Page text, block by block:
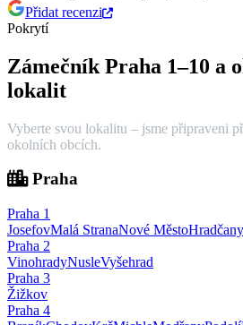
Přidat recenzi
Pokrytí
Zámečník Praha 1–10 a
lokalit
Vyberte svou lokalitu – jsme připraveni
okolních obcích.
Praha
Praha 1
JosefovMalá StranaNové MěstoHradčany
Praha 2
VinohradyNusleVyšehrad
Praha 3
Žižkov
Praha 4